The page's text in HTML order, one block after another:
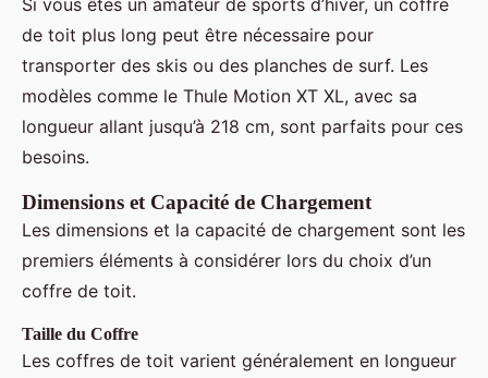
de toit plus long peut être nécessaire pour
transporter des skis ou des planches de surf. Les
modèles comme le Thule Motion XT XL, avec sa
longueur allant jusqu’à 218 cm, sont parfaits pour ces
besoins.
Dimensions et Capacité de Chargement
Les dimensions et la capacité de chargement sont les
premiers éléments à considérer lors du choix d’un
coffre de toit.
Taille du Coffre
Les coffres de toit varient généralement en longueur